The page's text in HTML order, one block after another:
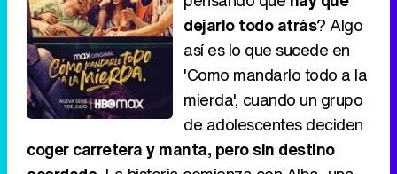
dejarlo todo atrás? Algo
así es lo que sucede en
'Como mandarlo todo a la
mierda', cuando un grupo
de adolescentes deciden
coger carretera y manta, pero sin destino